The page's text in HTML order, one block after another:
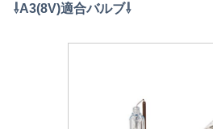
⇩A3(8V)適合バルブ⇩